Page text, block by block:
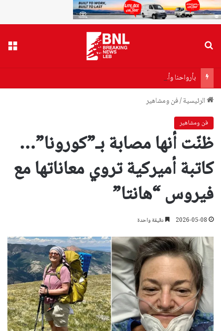
الرئيسية/فن ومشاهير
فن ومشاهير
ظنّت أنها مصابة بـ”كورونا”…
كاتبة أميركية تروي معاناتها مع
فيروس “هانتا”
2026-05-08 دقيقة واحدة